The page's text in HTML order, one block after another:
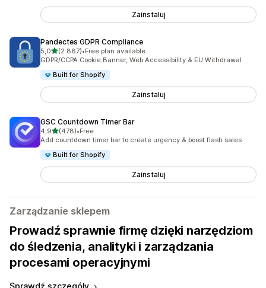
Zainstaluj
Pandectes GDPR Compliance
5,0na 5 gwiazdek
(2 887)
Łączna liczba recenzji: 2887
•Free plan available
GDPR/CCPA Cookie Banner, Web Accessibility & EU Withdrawal
Built for Shopify
Zainstaluj
GSC Countdown Timer Bar
4,9na 5 gwiazdek
(478)
Łączna liczba recenzji: 478
•Free
Add countdown timer bar to create urgency & boost flash sales
Built for Shopify
Zainstaluj
Zarządzanie sklepem
Prowadź sprawnie firmę dzięki narzędziom
do śledzenia, analityki i zarządzania
procesami operacyjnymi
Sprawdź szczegóły